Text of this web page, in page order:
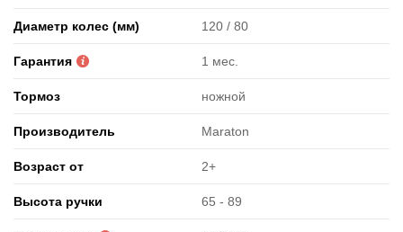
Диаметр колес (мм) 120 / 80
Гарантия 1 мес.
Тормоз ножной
Производитель Maraton
Возраст от 2+
Высота ручки 65 - 89